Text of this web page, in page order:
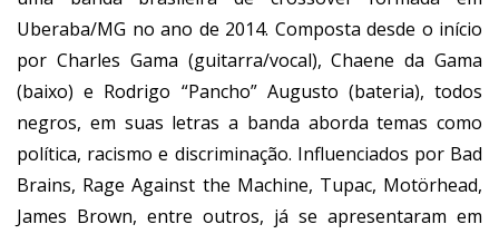
Uberaba/MG no ano de 2014. Composta desde o início
por Charles Gama (guitarra/vocal), Chaene da Gama
(baixo) e Rodrigo “Pancho” Augusto (bateria), todos
negros, em suas letras a banda aborda temas como
política, racismo e discriminação. Influenciados por Bad
Brains, Rage Against the Machine, Tupac, Motörhead,
James Brown, entre outros, já se apresentaram em